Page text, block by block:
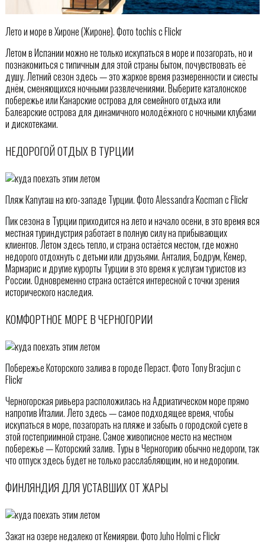
Лето и море в Хироне (Жироне). Фото tochis с Flickr
Летом в Испании можно не только искупаться в море и позагорать, но и
познакомиться с типичным для этой страны бытом, почувствовать её
душу. Летний сезон здесь — это жаркое время размеренности и сиесты
днём, сменяющихся ночными развлечениями. Выберите каталонское
побережье или Канарские острова для семейного отдыха или
Балеарские острова для динамичного молодёжного с ночными клубами
и дискотеками.
НЕДОРОГОЙ ОТДЫХ В ТУРЦИИ
Пляж Капуташ на юго-западе Турции. Фото Alessandra Kocman с Flickr
Пик сезона в Турции приходится на лето и начало осени, в это время вся
местная туриндустрия работает в полную силу на прибывающих
клиентов. Летом здесь тепло, и страна остаётся местом, где можно
недорого отдохнуть с детьми или друзьями. Анталия, Бодрум, Кемер,
Мармарис и другие курорты Турции в это время к услугам туристов из
России. Одновременно страна остаётся интересной с точки зрения
исторического наследия.
КОМФОРТНОЕ МОРЕ В ЧЕРНОГОРИИ
Побережье Которского залива в городе Пераст. Фото Tony Bracjun с
Flickr
Черногорская ривьера расположилась на Адриатическом море прямо
напротив Италии. Лето здесь — самое подходящее время, чтобы
искупаться в море, позагорать на пляже и забыть о городской суете в
этой гостеприимной стране. Самое живописное место на местном
побережье — Которский залив. Туры в Черногорию обычно недороги, так
что отпуск здесь будет не только расслабляющим, но и недорогим.
ФИНЛЯНДИЯ ДЛЯ УСТАВШИХ ОТ ЖАРЫ
Закат на озере недалеко от Кемиярви. Фото Juho Holmi с Flickr